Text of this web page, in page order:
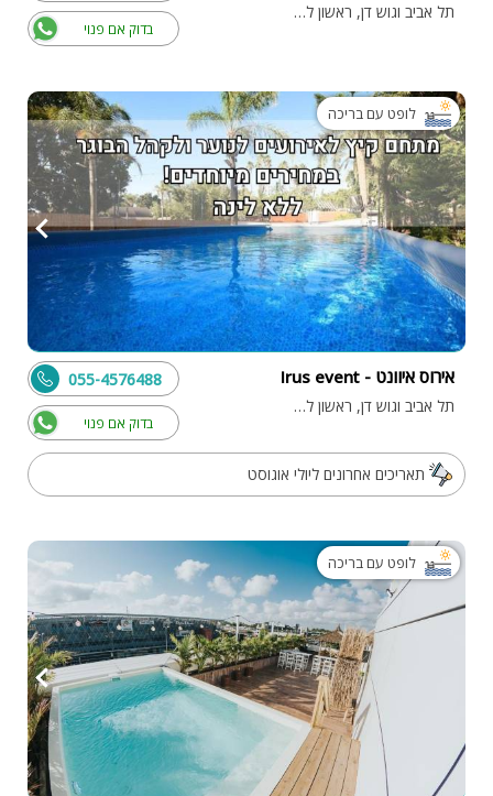
תל אביב וגוש דן, ראשון לציון
בדוק אם פנוי
לופט עם בריכה
אירוס איוונט - Irus event
תל אביב וגוש דן, ראשון לציון
בדוק אם פנוי
055-4576488
תאריכים אחרונים ליולי אוגוסט
לופט עם בריכה